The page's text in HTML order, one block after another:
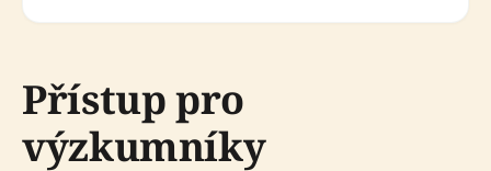
Přístup pro
výzkumníky